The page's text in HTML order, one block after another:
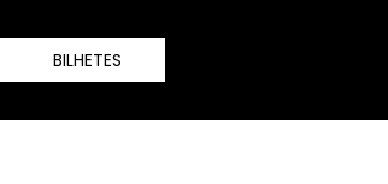
BILHETES